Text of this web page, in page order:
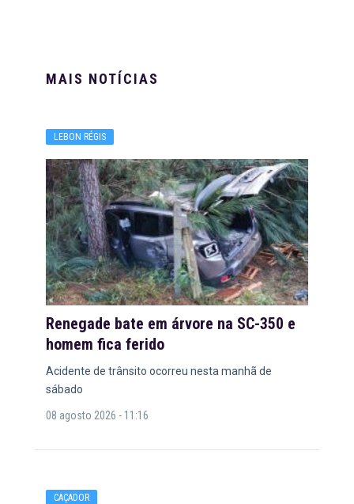
MAIS NOTÍCIAS
LEBON RÉGIS
Renegade bate em árvore na SC-350 e
homem fica ferido
Acidente de trânsito ocorreu nesta manhã de
sábado
08 agosto 2026 - 11:16
CAÇADOR